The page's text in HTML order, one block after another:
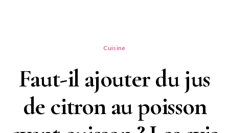
Cuisine
Faut-il ajouter du jus
de citron au poisson